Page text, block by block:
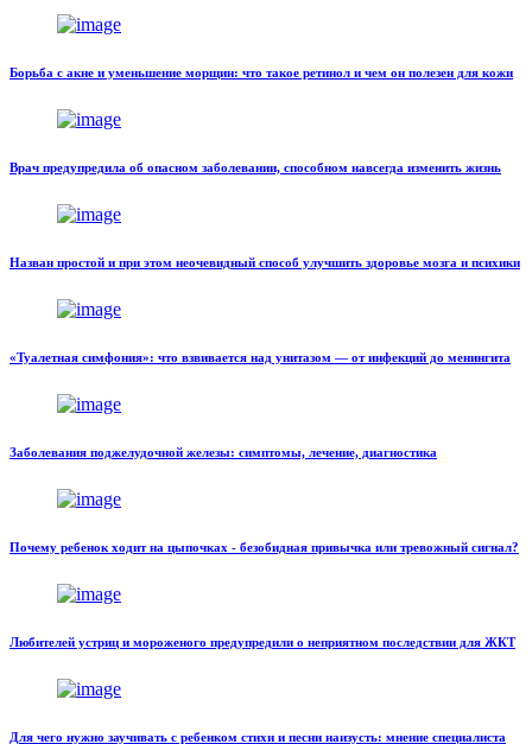
Борьба с акне и уменьшение морщин: что такое ретинол и чем он полезен для кожи
Врач предупредила об опасном заболевании, способном навсегда изменить жизнь
Назван простой и при этом неочевидный способ улучшить здоровье мозга и психики
«Туалетная симфония»: что взвивается над унитазом — от инфекций до менингита
Заболевания поджелудочной железы: симптомы, лечение, диагностика
Почему ребенок ходит на цыпочках - безобидная привычка или тревожный сигнал?
Любителей устриц и мороженого предупредили о неприятном последствии для ЖКТ
Для чего нужно заучивать с ребенком стихи и песни наизусть: мнение специалиста